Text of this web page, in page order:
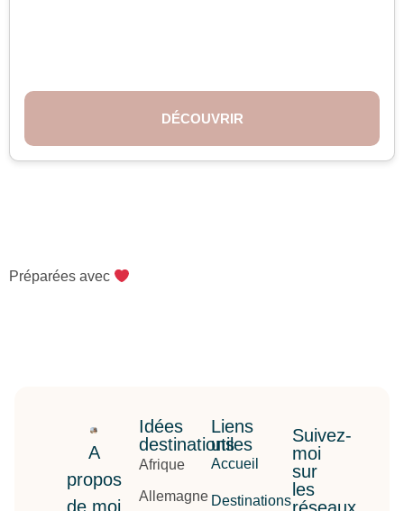
DÉCOUVRIR
Préparées avec
A
propos
de moi
Idées
destinations
Afrique
Allemagne
Liens
utiles
Accueil
Destinations
Suivez-
moi
sur
les